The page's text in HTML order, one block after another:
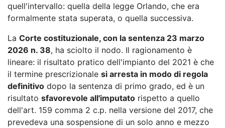
quell'intervallo: quella della legge Orlando, che era
formalmente stata superata, o quella successiva.
La Corte costituzionale, con la sentenza 23 marzo
2026 n. 38, ha sciolto il nodo. Il ragionamento è
lineare: il risultato pratico dell'impianto del 2021 è che
il termine prescrizionale si arresta in modo di regola
definitivo dopo la sentenza di primo grado, ed è un
risultato sfavorevole all'imputato rispetto a quello
dell'art. 159 comma 2 c.p. nella versione del 2017, che
prevedeva una sospensione di un solo anno e mezzo